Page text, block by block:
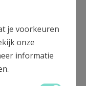
je voorkeuren
onze
informatie